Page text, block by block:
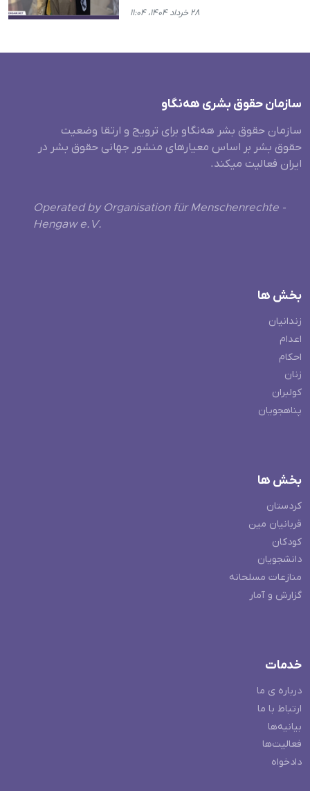
۲۸ خرداد ۱۴۰۴، ۱۱:۰۴
سازمان حقوق بشری هەنگاو
سازمان حقوق بشر هه‌نگاو برای ترویج و ارتقا وضعیت
حقوق بشر بر اساس معیارهای منشور جهانی حقوق بشر در
ایران فعالیت میکند.
Operated by Organisation für Menschenrechte -
Hengaw e.V.
بخش ها
زندانیان
اعدام
احکام
زنان
کولبران
پناهجویان
بخش ها
کردستان
قربانیان مین
کودکان
دانشجویان
منازعات مسلحانه
گزارش و آمار
خدمات
درباره ی ما
ارتباط با ما
بیانیه‌ها
فعالیت‌ها
دادخواه